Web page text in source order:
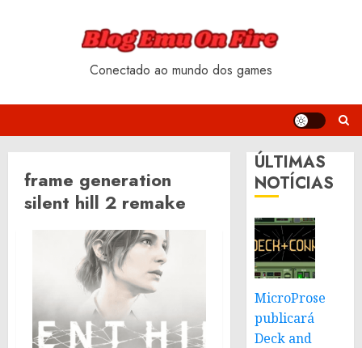
Conectado ao mundo dos games
frame generation
silent hill 2 remake
ÚLTIMAS
NOTÍCIAS
MicroProse
publicará
Deck and